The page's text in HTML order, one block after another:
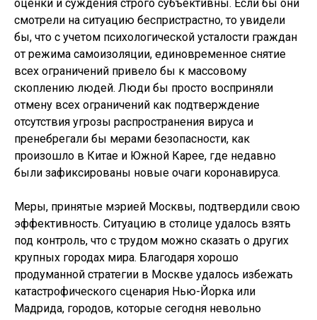
оценки и суждения строго субъективны. Если бы они
смотрели на ситуацию беспристрастно, то увидели
бы, что с учетом психологической усталости граждан
от режима самоизоляции, единовременное снятие
всех ограничений привело бы к массовому
скоплению людей. Люди бы просто восприняли
отмену всех ограничений как подтверждение
отсутствия угрозы распространения вируса и
пренебрегали бы мерами безопасности, как
произошло в Китае и Южной Карее, где недавно
были зафиксированы новые очаги коронавируса.
Меры, принятые мэрией Москвы, подтвердили свою
эффективность. Ситуацию в столице удалось взять
под контроль, что с трудом можно сказать о других
крупных городах мира. Благодаря хорошо
продуманной стратегии в Москве удалось избежать
катастрофического сценария Нью-Йорка или
Мадрида, городов, которые сегодня невольно